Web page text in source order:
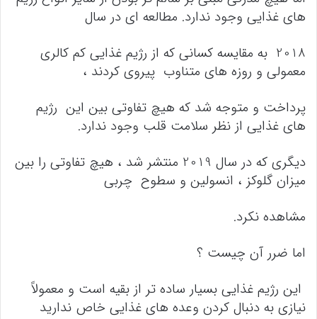
های غذایی وجود ندارد. مطالعه ای در سال
2018 به مقایسه کسانی که از رژیم غذایی کم کالری
معمولی و روزه های متناوب پیروی کردند ،
پرداخت و متوجه شد که هیچ تفاوتی بین این رژیم
های غذایی از نظر سلامت قلب وجود ندارد.
دیگری که در سال 2019 منتشر شد ، هیچ تفاوتی را بین
میزان گلوکز ، انسولین و سطوح چربی
مشاهده نکرد.
اما ضرر آن چیست ؟
این رژیم غذایی بسیار ساده تر از بقیه است و معمولاً
نیازی به دنبال کردن وعده های غذایی خاص ندارید